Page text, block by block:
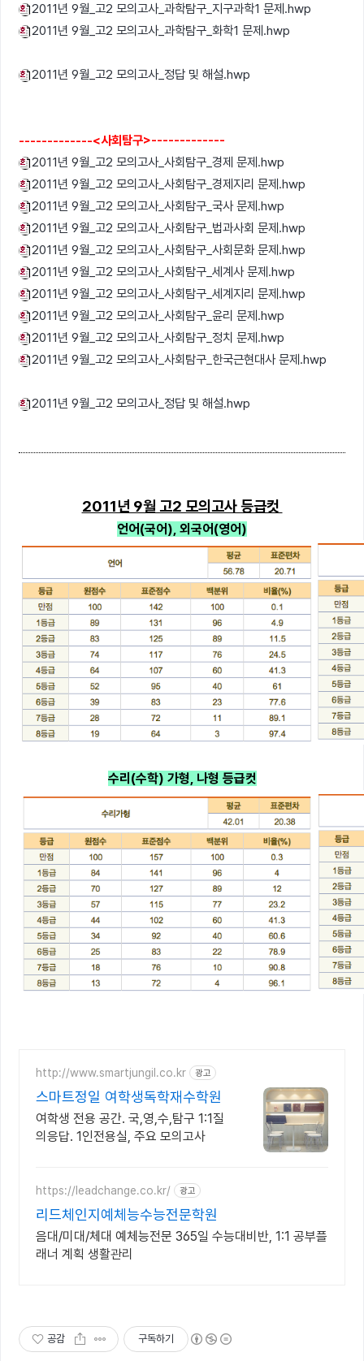
2011년 9월_고2 모의고사_과학탐구_지구과학1 문제.hwp
2011년 9월_고2 모의고사_과학탐구_화학1 문제.hwp
2011년 9월_고2 모의고사_정답 및 해설.hwp
-------------<사회탐구>-------------
2011년 9월_고2 모의고사_사회탐구_경제 문제.hwp
2011년 9월_고2 모의고사_사회탐구_경제지리 문제.hwp
2011년 9월_고2 모의고사_사회탐구_국사 문제.hwp
2011년 9월_고2 모의고사_사회탐구_법과사회 문제.hwp
2011년 9월_고2 모의고사_사회탐구_사회문화 문제.hwp
2011년 9월_고2 모의고사_사회탐구_세계사 문제.hwp
2011년 9월_고2 모의고사_사회탐구_세계지리 문제.hwp
2011년 9월_고2 모의고사_사회탐구_윤리 문제.hwp
2011년 9월_고2 모의고사_사회탐구_정치 문제.hwp
2011년 9월_고2 모의고사_사회탐구_한국근현대사 문제.hwp
2011년 9월_고2 모의고사_정답 및 해설.hwp
2011년 9월 고2 모의고사 등급컷
언어(국어), 외국어(영어)
수리(수학) 가형, 나형 등급컷
http://www.smartjungil.co.kr 광고
스마트정일 여학생독학재수학원
여학생 전용 공간. 국,영,수,탐구 1:1질
의응답. 1인전용실, 주요 모의고사
https://leadchange.co.kr/ 광고
리드체인지예체능수능전문학원
음대/미대/체대 예체능전문 365일 수능대비반, 1:1 공부플
래너 계획 생활관리
공감 구독하기